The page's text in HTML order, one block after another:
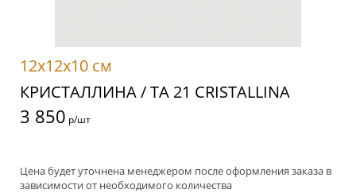
12x12x10 см
КРИСТАЛЛИНА / TA 21 CRISTALLINA
3 850 р/шт
Цена будет уточнена менеджером после оформления заказа в
зависимости от необходимого количества